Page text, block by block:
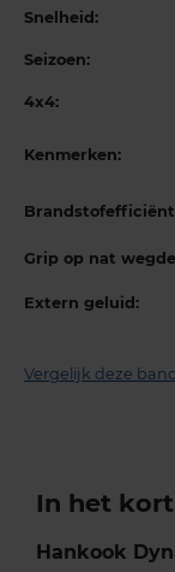
Snelheid:
Seizoen:
4x4:
Kenmerken:
Grip op nat
Extern geluid:
Vergelijk deze
In het kort
Hankook